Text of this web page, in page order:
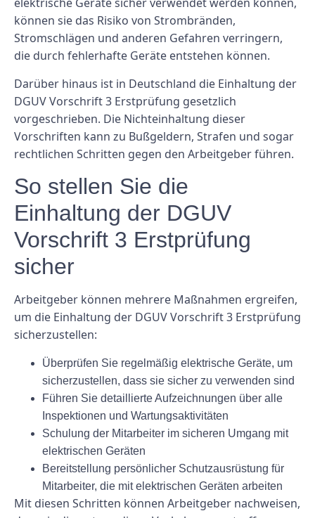
elektrische Geräte sicher verwendet werden können,
können sie das Risiko von Strombränden,
Stromschlägen und anderen Gefahren verringern,
die durch fehlerhafte Geräte entstehen können.
Darüber hinaus ist in Deutschland die Einhaltung der
DGUV Vorschrift 3 Erstprüfung gesetzlich
vorgeschrieben. Die Nichteinhaltung dieser
Vorschriften kann zu Bußgeldern, Strafen und sogar
rechtlichen Schritten gegen den Arbeitgeber führen.
So stellen Sie die
Einhaltung der DGUV
Vorschrift 3 Erstprüfung
sicher
Arbeitgeber können mehrere Maßnahmen ergreifen,
um die Einhaltung der DGUV Vorschrift 3 Erstprüfung
sicherzustellen:
Überprüfen Sie regelmäßig elektrische Geräte, um
sicherzustellen, dass sie sicher zu verwenden sind
Führen Sie detaillierte Aufzeichnungen über alle
Inspektionen und Wartungsaktivitäten
Schulung der Mitarbeiter im sicheren Umgang mit
elektrischen Geräten
Bereitstellung persönlicher Schutzausrüstung für
Mitarbeiter, die mit elektrischen Geräten arbeiten
Mit diesen Schritten können Arbeitgeber nachweisen,